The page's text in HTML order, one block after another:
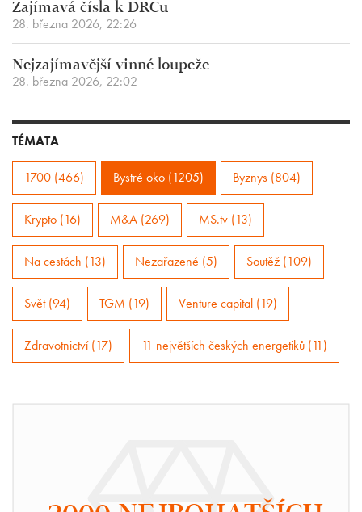
Zajímavá čísla k DRCu
28. března 2026, 22:26
Nejzajímavější vinné loupeže
28. března 2026, 22:02
TÉMATA
1700 (466) Bystré oko (1205) Byznys (804)
Krypto (16) M&A (269) MS.tv (13)
Na cestách (13) Nezařazené (5) Soutěž (109)
Svět (94) TGM (19) Venture capital (19)
Zdravotnictví (17) 11 největších českých energetiků (11)